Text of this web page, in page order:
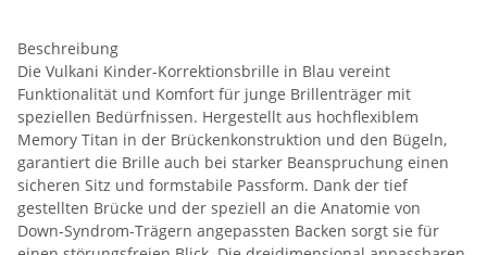
Beschreibung
Die Vulkani Kinder-Korrektionsbrille in Blau vereint
Funktionalität und Komfort für junge Brillenträger mit
speziellen Bedürfnissen. Hergestellt aus hochflexiblem
Memory Titan in der Brückenkonstruktion und den Bügeln,
garantiert die Brille auch bei starker Beanspruchung einen
sicheren Sitz und formstabile Passform. Dank der tief
gestellten Brücke und der speziell an die Anatomie von
Down-Syndrom-Trägern angepassten Backen sorgt sie für